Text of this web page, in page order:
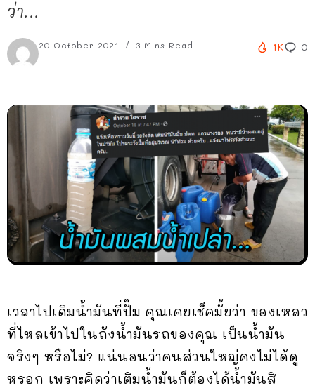
ว่า...
20 October 2021 3 Mins Read 1K 0
เวลาไปเดิมน้ำมันที่ปั๊ม คุณเคยเช็คมั้ยว่า ของเหลว
ที่ไหลเข้าไปในถังน้ำมันรถของคุณ เป็นน้ำมัน
จริงๆ หรือไม่? แน่นอนว่าคนส่วนใหญ่คงไม่ได้ดู
หรอก เพราะคิดว่าเติมน้ำมันก็ต้องได้น้ำมันสิ